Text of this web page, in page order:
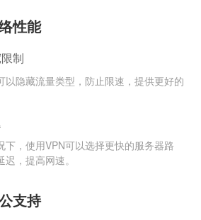
性能
制
以隐藏流量类型，防止限速，提供更好的
下，使用VPN可以选择更快的服务器路
，提高网速。
支持